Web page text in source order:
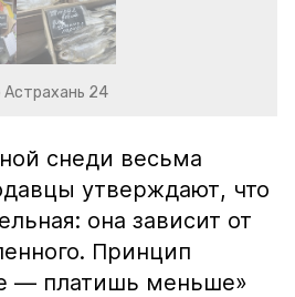
Астрахань 24
снеди весьма
утверждают, что
она зависит от
Принцип
— платишь меньше»